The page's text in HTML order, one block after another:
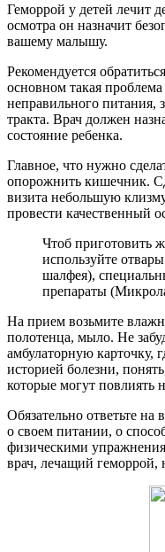
Геморрой у детей лечит
осмотра он назначит
вашему малышу.
Рекомендуется
основном такая проблема
неправильного питания,
тракта. Врач должен
состояние ребенка.
Главное, что нужно
опорожнить кишечник.
визита небольшую
провести качественный
Чтоб приготовить
используйте
шалфея),
препараты
На прием возьмите
полотенца, мыло. Не
амбулаторную карточку,
историей болезни,
которые могут повлиять
Обязательно ответьте на
о своем питании, о
физическими
врач, лечащий геморрой,